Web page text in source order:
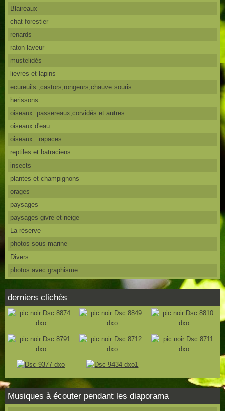
Blaireaux
chat forestier
renards
raton laveur
mustelidés
lievres et lapins
ecureuils ,castors,rongeurs,chauve souris
herissons
oiseaux: passereaux,corvidés et autres
oiseaux d'eau
oiseaux : rapaces
reptiles et batraciens
insects
plantes et champignons
orages
paysages
paysages givre et neige
La réserve
photos sous marine
Divers
photos avec graphisme
derniers clichés
Musiques à écouter pendant les diaporama